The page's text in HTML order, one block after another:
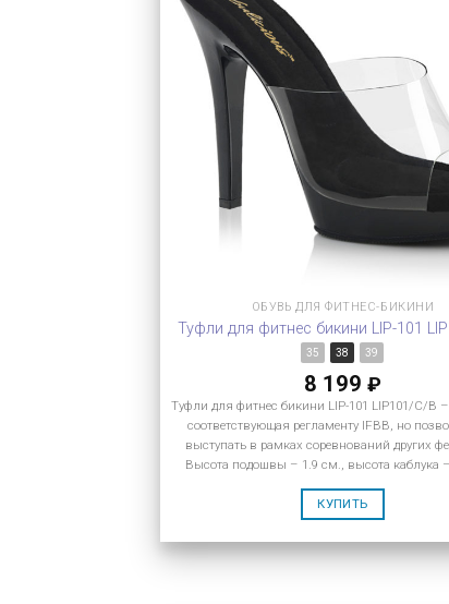
ОБУВЬ ДЛЯ ФИТНЕС-БИКИНИ
Туфли для фитнес бикини LIP-101
35 38 39
8 199 ₽
Туфли для фитнес бикини LIP-101 LIP101/C/B
соответствующая регламенту IFBB, но
выступать в рамках соревнований других
Высота подошвы – 1.9 см., высота каблука
КУПИТЬ